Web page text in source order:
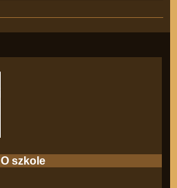
O szkole